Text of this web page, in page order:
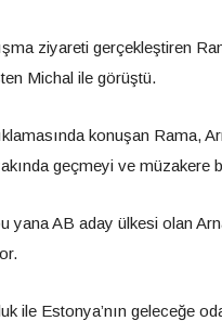
ziyareti gerçekleştiren
Michal ile görüştü.
konuşan Rama,
geçmeyi ve müzakere
yana AB aday ülkesi olan
ile Estonya’nın geleceğe